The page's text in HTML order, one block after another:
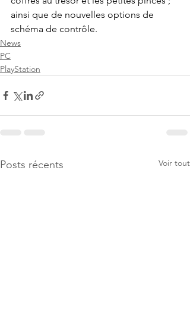
ainsi que de nouvelles options de
schéma de contrôle.
News
PC
PlayStation
Posts récents Voir tout